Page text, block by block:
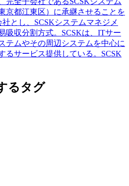
京都江東区）に承継させることを
とし、SCSKシステムマネジメ
吸収分割方式。SCSKは、ITサー
テムやその周辺システムを中心に
るサービス提供している。SCSK
るタグ